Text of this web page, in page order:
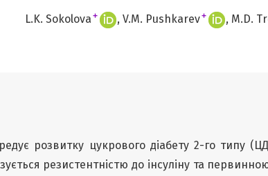
L.K. Sokolova + V.M. Pushkarev+ M.D.
розвитку цукрового діабету 2-го типу
резистентністю до інсуліну та